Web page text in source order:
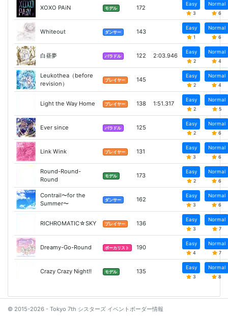
XOXO PAiN モデル 172
Easy
3
Normal
6
Whiteout ダンサー 143
Easy
1
Normal
6
白昼夢 バラドル 122 2:03.946
Easy
2
Normal
4
Leukothea（before
revision）
プレイヤー 145
Easy
2
Normal
4
Light the Way Home プレイヤー 138 1:51.317
Easy
2
Normal
5
Ever since バラドル 125
Easy
2
Normal
6
Link Wink プレイヤー 131
Easy
3
Normal
6
Round-Round-
Round
モデル 173
Easy
2
Normal
6
Contrail〜for the
Summer〜
ダンサー 162
Easy
3
Normal
6
RICHROMATIC☆SKY プレイヤー 136
Easy
3
Normal
7
Dreamy-Go-Round ボーカリスト 190
Easy
4
Normal
7
Crazy Crazy Night!! モデル 135
Easy
3
Normal
8
© 2015-2026 - Tokyo 7th シスターズ イベントボーダー情報